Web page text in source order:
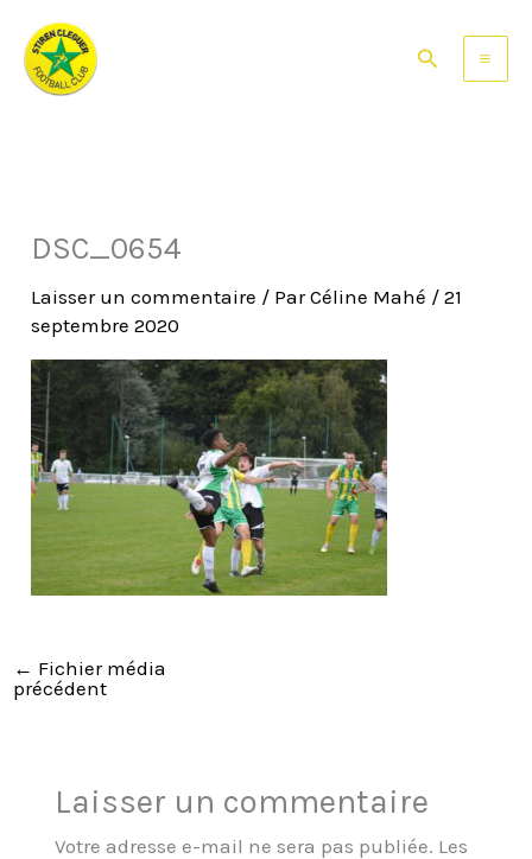
contenu
Rechercher
DSC_0654
Laisser un commentaire / ParCéline Mahé /21
septembre 2020
← Fichier média
précédent
Laisser un commentaire
Votre adresse e-mail ne sera pas publiée. Les